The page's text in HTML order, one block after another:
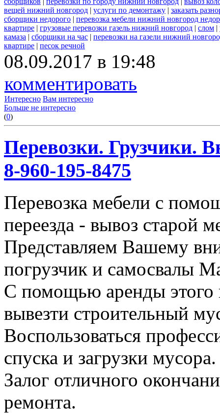
вещей нижний новгород | услуги по демонтажу | заказать
сборщики недорого | перевозка мебели нижний новгород
квартире | грузовые перевозки газель нижний новгород | слом |
камаза | сборщики на час | перевозки на газели нижний
квартире | песок речной
08.09.2017 в 19:48
комментировать
Интересно Вам интересно
Больше не интересно
(0)
Перевозки. Грузчики.
8-960-195-8475
Перевозка мебели с
переезда - вывоз старой
Представляем Вашему
погрузчик и самосвалы
С помощью аренды этого
вывезти строительный
Воспользоваться
спуска и загрузки мусора.
Залог отличного
ремонта.